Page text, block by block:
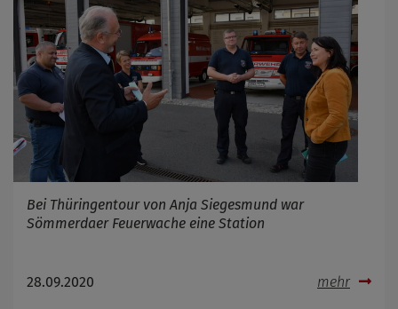
Bei Thüringentour von Anja Siegesmund war
Sömmerdaer Feuerwache eine Station
28.09.2020 mehr